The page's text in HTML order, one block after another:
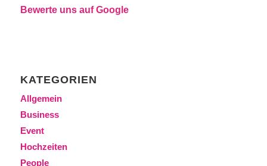
Bewerte uns auf Google
KATEGORIEN
Allgemein
Business
Event
Hochzeiten
People